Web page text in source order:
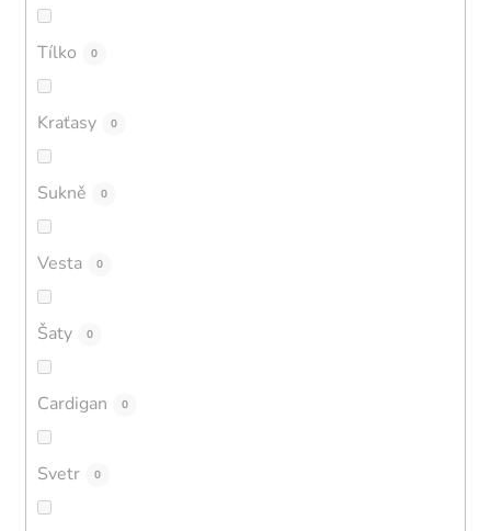
Tílko 0
Kraťasy 0
Sukně 0
Vesta 0
Šaty 0
Cardigan 0
Svetr 0